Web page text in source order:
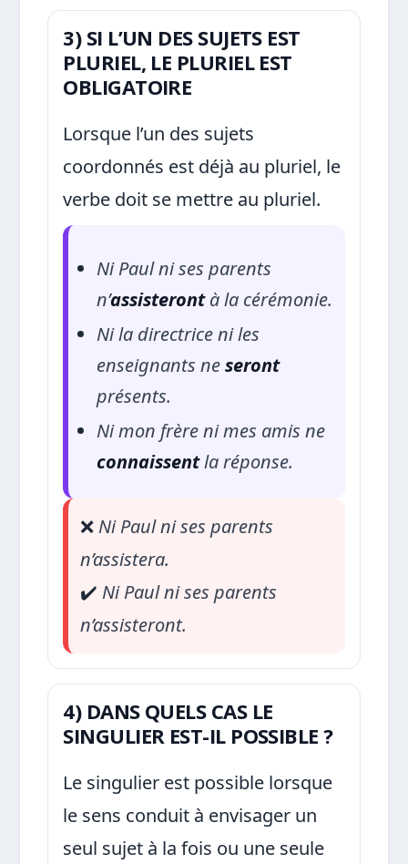
3) SI L’UN DES SUJETS EST
PLURIEL, LE PLURIEL EST
OBLIGATOIRE
Lorsque l’un des sujets
coordonnés est déjà au pluriel, le
verbe doit se mettre au pluriel.
Ni Paul ni ses parents
n’assisterontà la cérémonie.
Ni la directrice ni les
enseignants neseront
présents.
Ni mon frère ni mes amis ne
connaissentla réponse.
❌ Ni Paul ni ses parents
n’assistera.
✔️ Ni Paul ni ses parents
n’assisteront.
4) DANS QUELS CAS LE
SINGULIER EST-IL POSSIBLE ?
Le singulier est possible lorsque
le sens conduit à envisager un
seul sujet à la fois ou une seule